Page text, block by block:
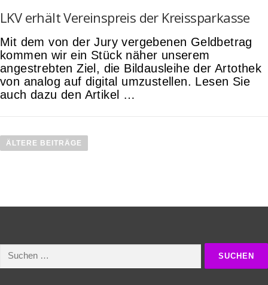
LKV erhält Vereinspreis der Kreissparkasse
Mit dem von der Jury vergebenen Geldbetrag
kommen wir ein Stück näher unserem
angestrebten Ziel, die Bildausleihe der Artothek
von analog auf digital umzustellen. Lesen Sie
auch dazu den Artikel …
e
i
n
a
ÄLTERE BEITRÄGE
Suchen